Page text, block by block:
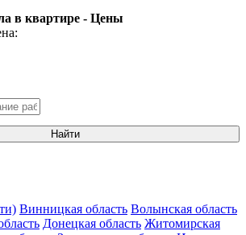
в квартире - Цены
Найти
Винницкая область Волынская область
Донецкая область Житомирская